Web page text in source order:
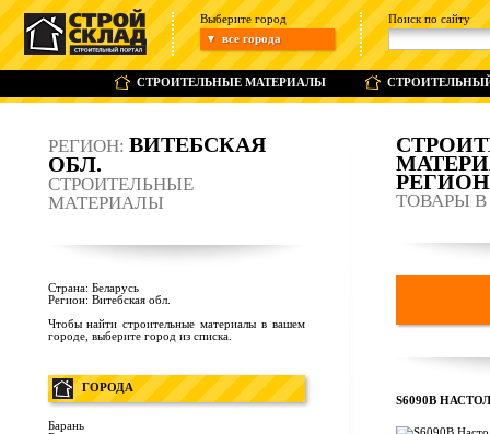
Выберите город
▼ все города
Поиск по сайту
СТРОИТЕЛЬНЫЕ МАТЕРИАЛЫ
РЕГИОН: ВИТЕБСКАЯ
ОБЛ.
СТРОИТЕЛЬНЫЕ
МАТЕРИАЛЫ
Страна: Беларусь
Регион: Витебская обл.
Чтобы найти строительные материалы в вашем
городе, выберите город из списка.
ГОРОДА
Барань
ТОВАРЫ
S6090B